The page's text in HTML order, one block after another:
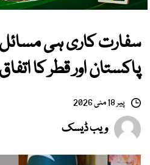
سفارت کاری ہی
پاکستان اور قطر کا اتفاق
پیر 18 مئی 2026
ویب ڈیسک